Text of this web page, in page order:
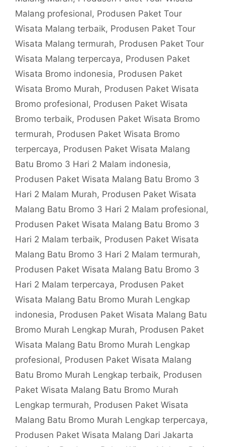
Malang profesional, Produsen Paket Tour
Wisata Malang terbaik, Produsen Paket Tour
Wisata Malang termurah, Produsen Paket Tour
Wisata Malang terpercaya, Produsen Paket
Wisata Bromo indonesia, Produsen Paket
Wisata Bromo Murah, Produsen Paket Wisata
Bromo profesional, Produsen Paket Wisata
Bromo terbaik, Produsen Paket Wisata Bromo
termurah, Produsen Paket Wisata Bromo
terpercaya, Produsen Paket Wisata Malang
Batu Bromo 3 Hari 2 Malam indonesia,
Produsen Paket Wisata Malang Batu Bromo 3
Hari 2 Malam Murah, Produsen Paket Wisata
Malang Batu Bromo 3 Hari 2 Malam profesional,
Produsen Paket Wisata Malang Batu Bromo 3
Hari 2 Malam terbaik, Produsen Paket Wisata
Malang Batu Bromo 3 Hari 2 Malam termurah,
Produsen Paket Wisata Malang Batu Bromo 3
Hari 2 Malam terpercaya, Produsen Paket
Wisata Malang Batu Bromo Murah Lengkap
indonesia, Produsen Paket Wisata Malang Batu
Bromo Murah Lengkap Murah, Produsen Paket
Wisata Malang Batu Bromo Murah Lengkap
profesional, Produsen Paket Wisata Malang
Batu Bromo Murah Lengkap terbaik, Produsen
Paket Wisata Malang Batu Bromo Murah
Lengkap termurah, Produsen Paket Wisata
Malang Batu Bromo Murah Lengkap terpercaya,
Produsen Paket Wisata Malang Dari Jakarta